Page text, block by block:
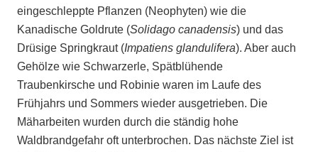
eingeschleppte Pflanzen (Neophyten) wie die
Kanadische Goldrute (Solidago canadensis) und das
Drüsige Springkraut (Impatiens glandulifera). Aber auch
Gehölze wie Schwarzerle, Spätblühende
Traubenkirsche und Robinie waren im Laufe des
Frühjahrs und Sommers wieder ausgetrieben. Die
Mäharbeiten wurden durch die ständig hohe
Waldbrandgefahr oft unterbrochen. Das nächste Ziel ist